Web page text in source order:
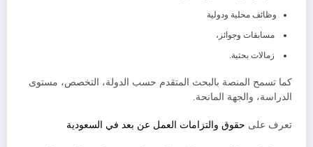
وظائف محلية ودولية
مسابقات وجوائز،
زمالات بحثية.
كما تسمح المنصة بالبحث المتقدم حسب الدولة، التخصص، مستوى
الدراسة، والجهة المانحة.
تعرف على حقوق والتزامات العمل عن بعد في السعودية